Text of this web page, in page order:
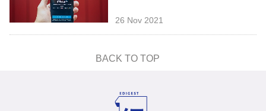
事
26 Nov 2021
BACK TO TOP